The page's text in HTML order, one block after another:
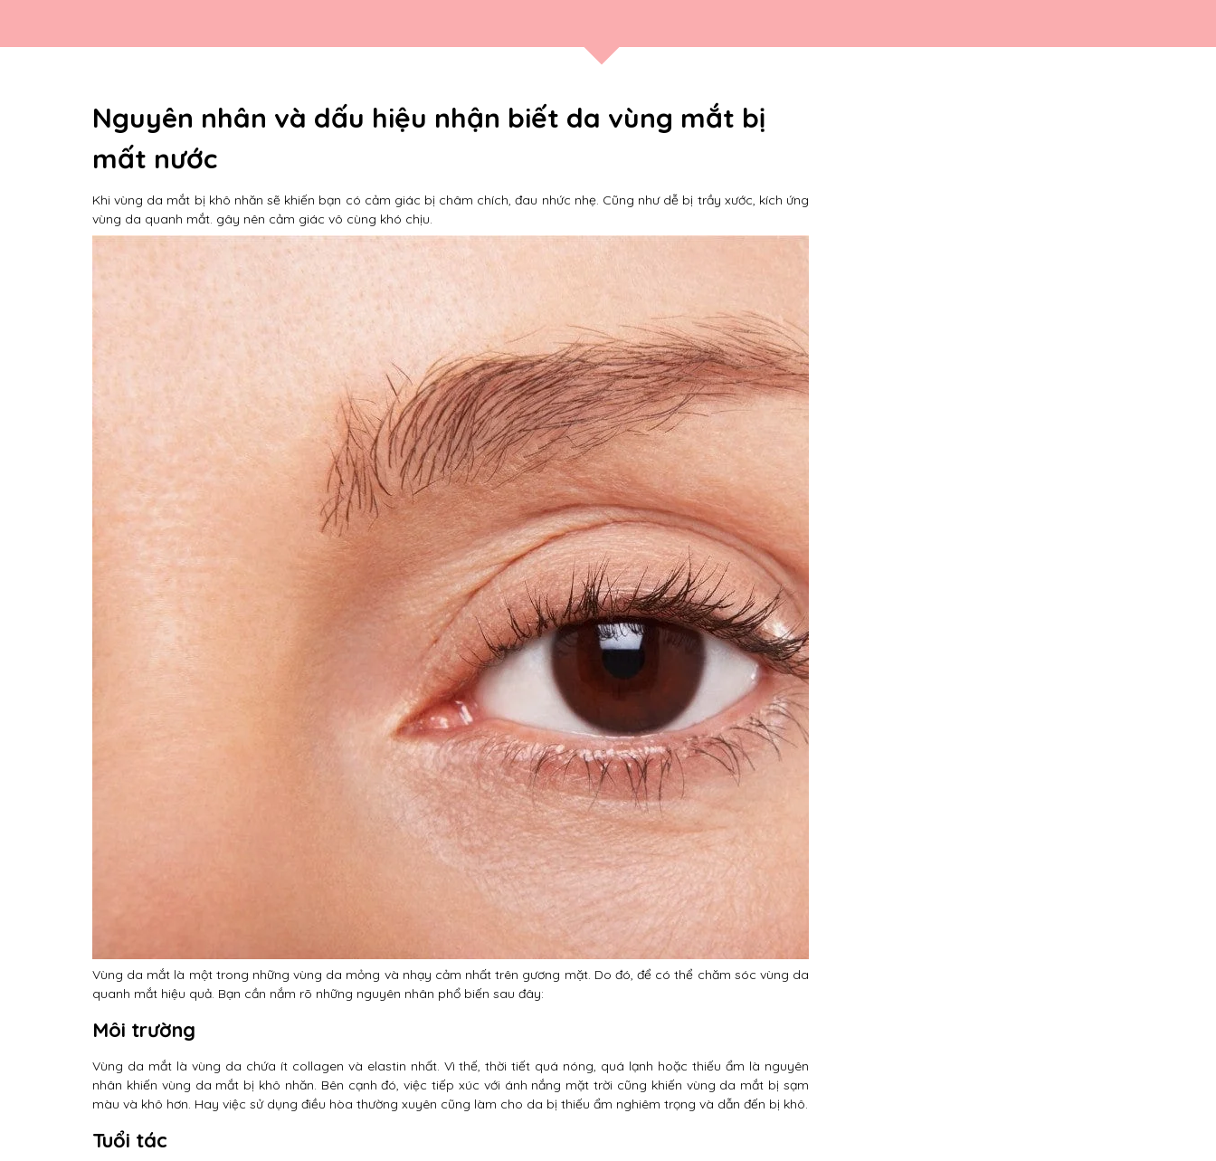
Nguyên nhân và dấu hiệu nhận biết da vùng mắt bị
mất nước
Khi vùng da mắt bị khô nhăn sẽ khiến bạn có cảm giác bị châm chích, đau nhức nhẹ. Cũng như dễ bị trầy xước, kích ứng
vùng da quanh mắt. gây nên cảm giác vô cùng khó chịu.
Vùng da mắt là một trong những vùng da mỏng và nhạy cảm nhất trên gương mặt. Do đó, để có thể chăm sóc vùng da
quanh mắt hiệu quả. Bạn cần nắm rõ những nguyên nhân phổ biến sau đây:
Môi trường
Vùng da mắt là vùng da chứa ít collagen và elastin nhất. Vì thế, thời tiết quá nóng, quá lạnh hoặc thiếu ẩm là nguyên
nhân khiến vùng da mắt bị khô nhăn. Bên cạnh đó, việc tiếp xúc với ánh nắng mặt trời cũng khiến vùng da mắt bị sạm
màu và khô hơn. Hay việc sử dụng điều hòa thường xuyên cũng làm cho da bị thiếu ẩm nghiêm trọng và dẫn đến bị khô.
Tuổi tác